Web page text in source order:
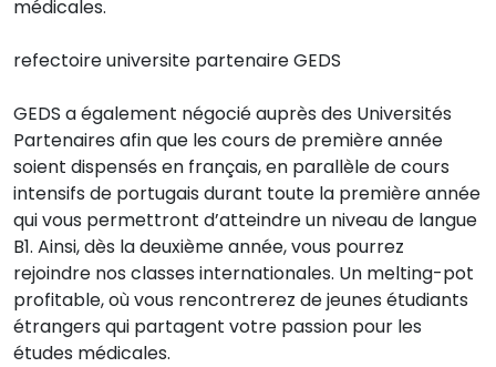
médicales.
refectoire universite partenaire GEDS
GEDS a également négocié auprès des Universités
Partenaires afin que les cours de première année
soient dispensés en français, en parallèle de cours
intensifs de portugais durant toute la première année
qui vous permettront d’atteindre un niveau de langue
B1. Ainsi, dès la deuxième année, vous pourrez
rejoindre nos classes internationales. Un melting-pot
profitable, où vous rencontrerez de jeunes étudiants
étrangers qui partagent votre passion pour les
études médicales.